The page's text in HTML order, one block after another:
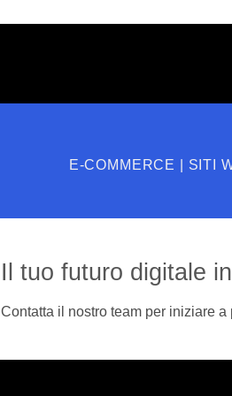
E-COMMERCE | SITI
Il tuo futuro digitale
Contatta il nostro team per iniziare